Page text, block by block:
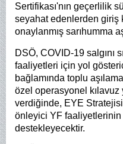
Sertifikası'nın geçerlilik
seyahat edenlerden giriş
onaylanmış sarıhumma
DSÖ, COVID-19 salgını
faaliyetleri için yol
bağlamında toplu
özel operasyonel kılavuz
verdiğinde, EYE
önleyici YF faaliyetlerinin
destekleyecektir.